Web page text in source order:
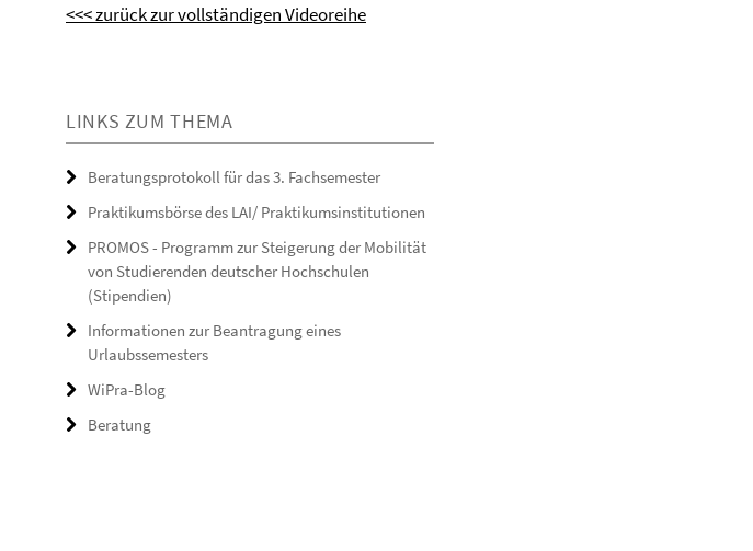
<<< zurück zur vollständigen Videoreihe
LINKS ZUM THEMA
Beratungsprotokoll für das 3. Fachsemester
Praktikumsbörse des LAI/ Praktikumsinstitutionen
PROMOS - Programm zur Steigerung der Mobilität
von Studierenden deutscher Hochschulen
(Stipendien)
Informationen zur Beantragung eines
Urlaubssemesters
WiPra-Blog
Beratung